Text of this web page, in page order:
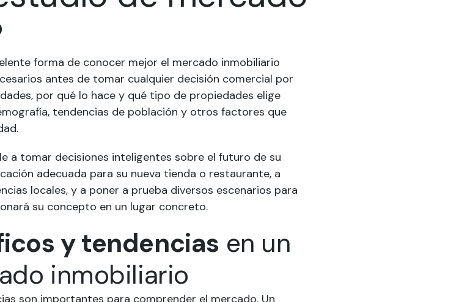
forma de conocer mejor el mercado inmobiliario
antes de tomar cualquier decisión comercial por
por qué lo hace y qué tipo de propiedades elige
tendencias de población y otros factores que
a tomar decisiones inteligentes sobre el futuro de su
adecuada para su nueva tienda o restaurante, a
locales, y a poner a prueba diversos escenarios para
su concepto en un lugar concreto.
y tendencias en un
inmobiliario
son importantes para comprender el mercado. Un